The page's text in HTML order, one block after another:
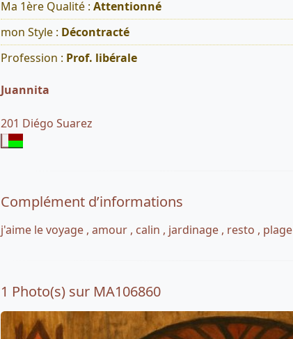
Ma 1ère Qualité : Attentionné
mon Style : Décontracté
Profession : Prof. libérale
Juannita
201 Diégo Suarez
Complément d’informations
j'aime le voyage , amour , calin , jardinage , resto , plage
1 Photo(s) sur MA106860